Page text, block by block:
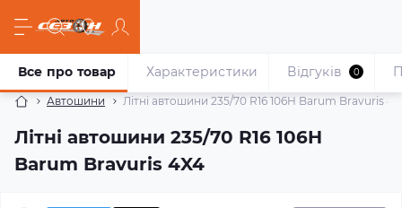
Автошини Літні автошини 235/70 R16 106H Barum Bravuris
Літні автошини 235/70 R16 106H
Barum Bravuris 4X4
Все про товар Характеристики Відгуків 0